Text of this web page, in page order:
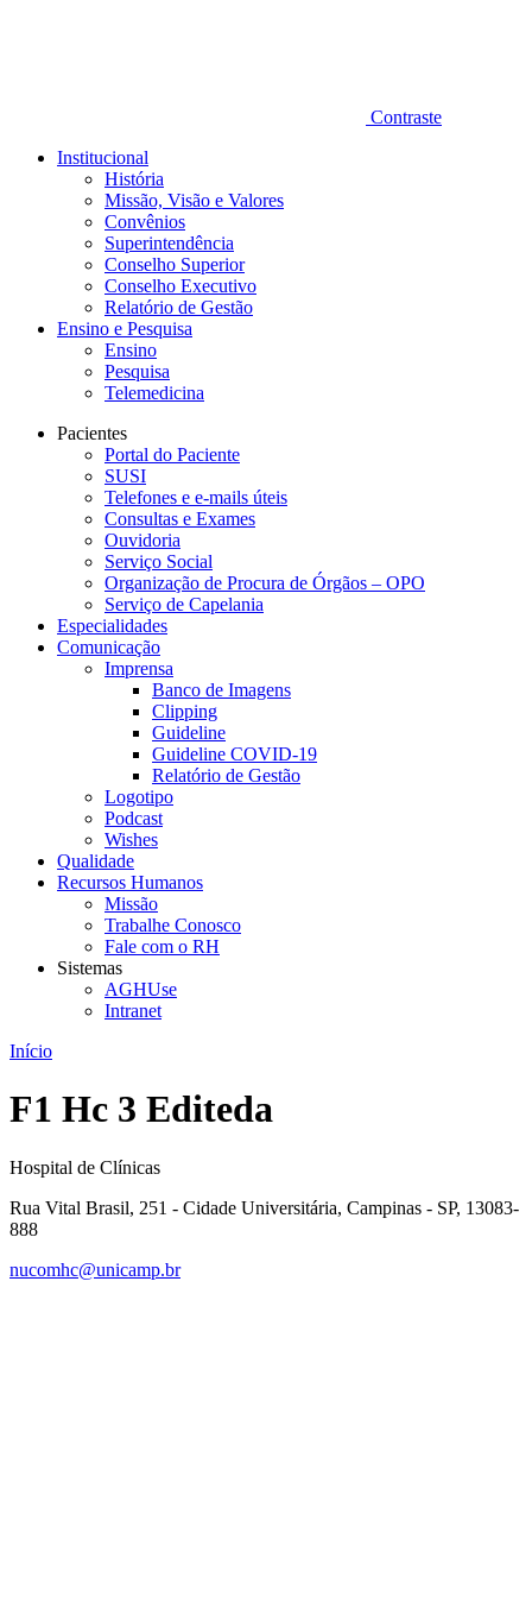
Contraste
Institucional
História
Missão, Visão e Valores
Convênios
Superintendência
Conselho Superior
Conselho Executivo
Relatório de Gestão
Ensino e Pesquisa
Ensino
Pesquisa
Telemedicina
Pacientes
Portal do Paciente
SUSI
Telefones e e-mails úteis
Consultas e Exames
Ouvidoria
Serviço Social
Organização de Procura de Órgãos – OPO
Serviço de Capelania
Especialidades
Comunicação
Imprensa
Banco de Imagens
Clipping
Guideline
Guideline COVID-19
Relatório de Gestão
Logotipo
Podcast
Wishes
Qualidade
Recursos Humanos
Missão
Trabalhe Conosco
Fale com o RH
Sistemas
AGHUse
Intranet
Início
F1 Hc 3 Editeda
Hospital de Clínicas
Rua Vital Brasil, 251 - Cidade Universitária, Campinas - SP, 13083-
888
nucomhc@unicamp.br